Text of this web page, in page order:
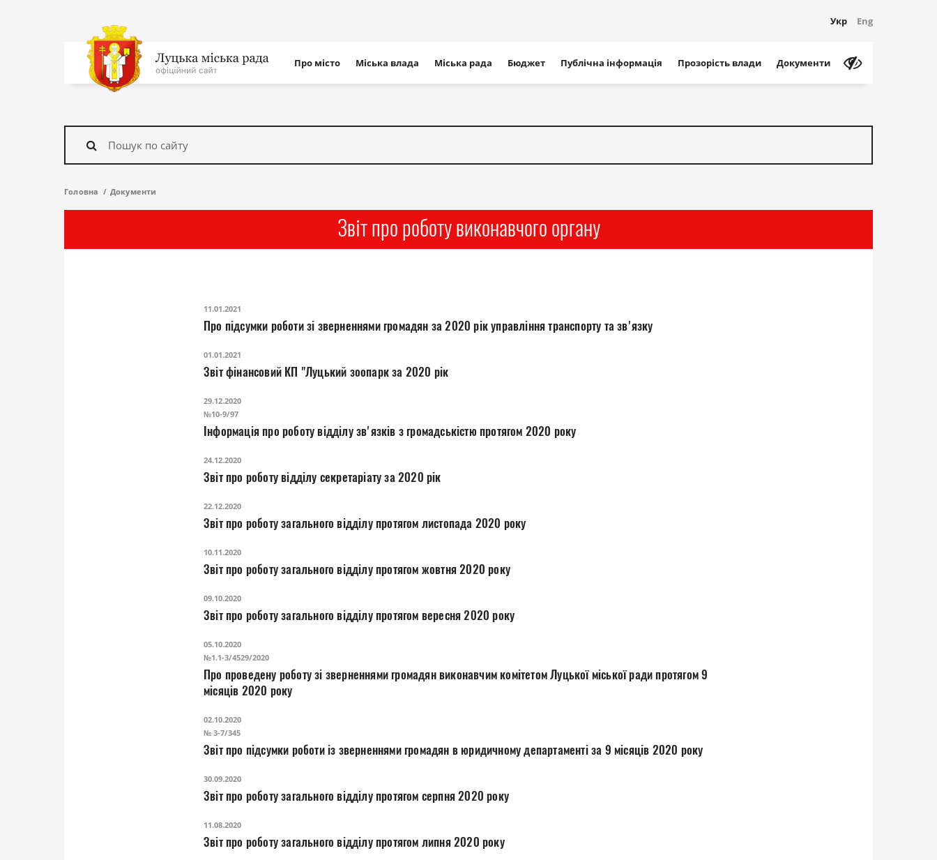
Укр Eng
На
головну
сайту
Про місто Міська влада Міська рада Бюджет Публічна інформація Прозорість влади Документи
Знайти
Головна Документи
Звіт про роботу виконавчого органу
11.01.2021
Про підсумки роботи зі зверненнями громадян за 2020 рік управління транспорту та зв'язку
01.01.2021
Звіт фінансовий КП "Луцький зоопарк за 2020 рік
29.12.2020
№10-9/97
Інформація про роботу відділу зв'язків з громадськістю протягом 2020 року
24.12.2020
Звіт про роботу відділу секретаріату за 2020 рік
22.12.2020
Звіт про роботу загального відділу протягом листопада 2020 року
10.11.2020
Звіт про роботу загального відділу протягом жовтня 2020 року
09.10.2020
Звіт про роботу загального відділу протягом вересня 2020 року
05.10.2020
№1.1-3/4529/2020
Про проведену роботу зі зверненнями громадян виконавчим комітетом Луцької міської ради протягом 9
місяців 2020 року
02.10.2020
№ 3-7/345
Звіт про підсумки роботи із зверненнями громадян в юридичному департаменті за 9 місяців 2020 року
30.09.2020
Звіт про роботу загального відділу протягом серпня 2020 року
11.08.2020
Звіт про роботу загального відділу протягом липня 2020 року